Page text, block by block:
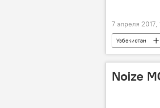
7 апреля 2017,
Узбекистан
новый закон
Noize